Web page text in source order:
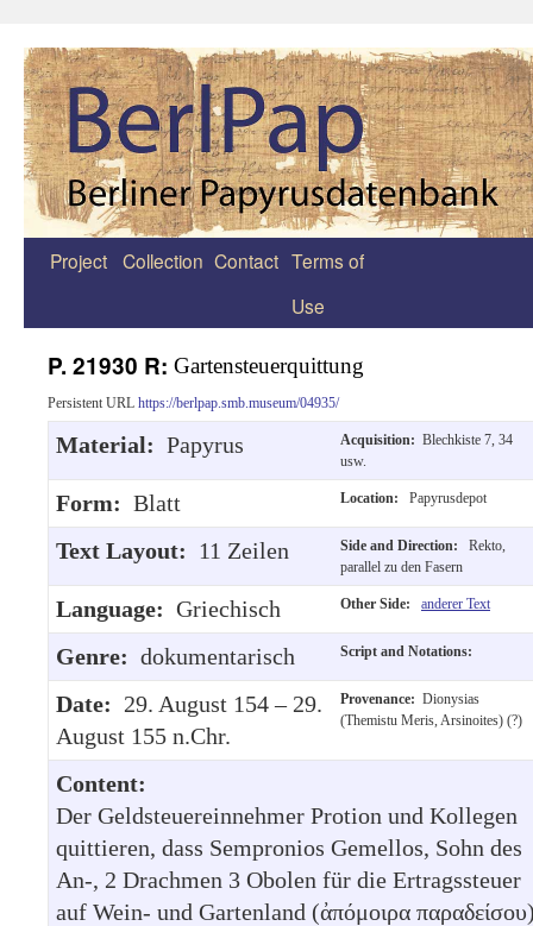
Zum
Project Collection Contact Terms of
Use
P. 21930 R: Gartensteuerquittung
Persistent URL https://berlpap.smb.museum/04935/
Material: Papyrus Acquisition: Blechkiste 7, 34
usw.
Form: Blatt Location: Papyrusdepot
Text Layout: 11 Zeilen Side and Direction:
Rekto,
parallel zu den Fasern
Language: Griechisch Other Side: anderer Text
Genre: dokumentarisch Script and Notations:
Date: 29. August 154 – 29.
August 155 n.Chr.
Provenance: Dionysias
(Themistu Meris, Arsinoites) (?)
Content:
Der Geldsteuereinnehmer Protion und Kollegen
quittieren, dass Sempronios Gemellos, Sohn des
An-, 2 Drachmen 3 Obolen für die Ertragssteuer
auf Wein- und Gartenland (ἀπόμοιρα